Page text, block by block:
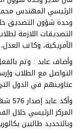
الرئيسي المهندس
وحدة شؤون التصديق
التصديقات اللازمة
الأمريكية، وكاتب
التواصل مع الطلاب
عناوينهم في الدول
وبالتحديد طالبين بكالوريوس، و35